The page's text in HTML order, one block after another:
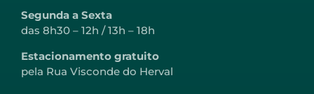
Segunda a Sexta
das 8h30 – 12h / 13h – 18h
Estacionamento gratuito
pela Rua Visconde do Herval